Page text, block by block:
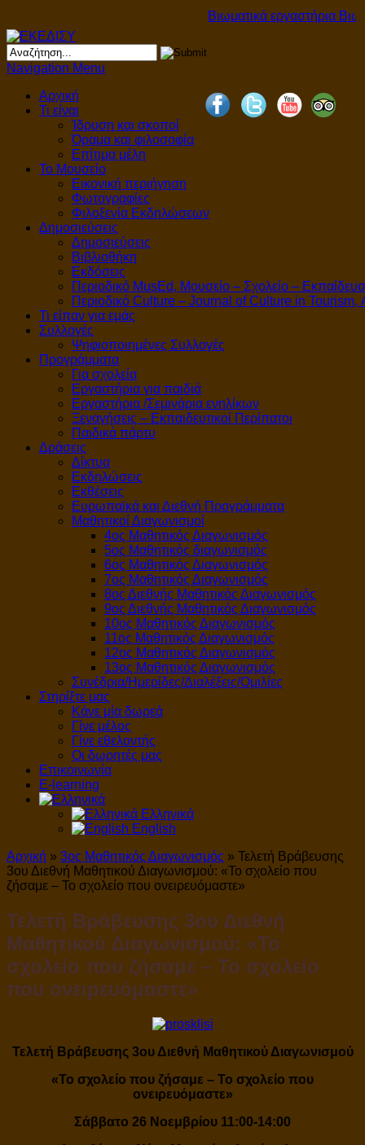
Βιωματικά εργαστήρια
Navigation Menu
Αρχική
Τι είναι
Ίδρυση και σκοποί
Όραμα και φιλοσοφία
Επίτιμα μέλη
Το Μουσείο
Εικονική περιήγηση
Φωτογραφίες
Φιλοξενία Εκδηλώσεων
Δημοσιεύσεις
Δημοσιεύσεις
Βιβλιοθήκη
Εκδόσεις
Περιοδικό MusEd, Μουσείο – Σχολείο –
Περιοδικό Culture – Journal of Culture in
Τι είπαν για εμάς
Συλλογές
Ψηφιοποιημένες Συλλογές
Προγράμματα
Για σχολεία
Εργαστήρια για παιδιά
Εργαστήρια /Σεμινάρια ενηλίκων
Ξεναγήσεις – Εκπαιδευτικοί Περίπατοι
Παιδικά πάρτυ
Δράσεις
Δίκτυα
Εκδηλώσεις
Εκθέσεις
Ευρωπαϊκά και Διεθνή Προγράμματα
Μαθητικοί Διαγωνισμοί
4ος Μαθητικός Διαγωνισμός
5ος Μαθητικός διαγωνισμός
6ος Μαθητικός Διαγωνισμός
7ος Μαθητικός Διαγωνισμός
8ος Διεθνής Μαθητικός Διαγωνισμός
9ος Διεθνής Μαθητικός Διαγωνισμός
10ος Μαθητικός Διαγωνισμός
11ος Μαθητικός Διαγωνισμός
12ος Μαθητικός Διαγωνισμός
13ος Μαθητικός Διαγωνισμός
Συνέδρια/Ημερίδες/Διαλέξεις/Ομιλίες
Στηρίξτε μας
Κάνε μία δωρεά
Γίνε μέλος
Γίνε εθελοντής
Οι δωρητές μας
Επικοινωνία
E-learning
Ελληνικά
English
Αρχική » 3ος Μαθητικός Διαγωνισμός » Τελετή Βράβευσης
3ου Διεθνή Μαθητικού Διαγωνισμού: «Το σχολείο που
ζήσαμε – Το σχολείο που ονειρευόμαστε»
Τελετή Βράβευσης 3ου Διεθνή
Μαθητικού Διαγωνισμού: «Το
σχολείο που ζήσαμε – Το σχολείο
που ονειρευόμαστε»
Τελετή Βράβευσης 3ου Διεθνή Μαθητικού Διαγωνισμού
«Το σχολείο που ζήσαμε – Το σχολείο που
ονειρευόμαστε»
Σάββατο 26 Νοεμβρίου 11:00-14:00